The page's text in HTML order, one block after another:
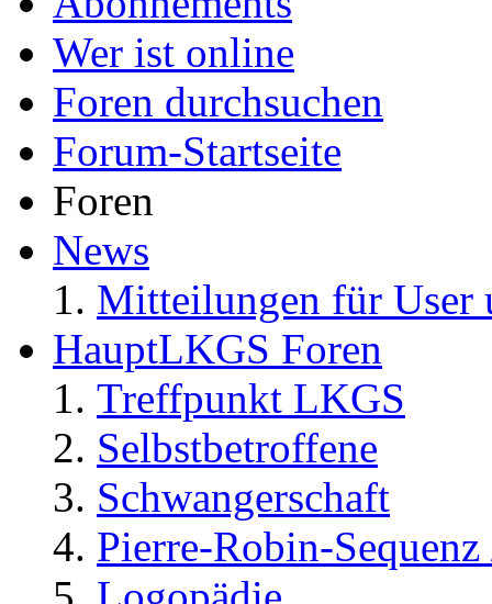
Wer ist online
Foren durchsuchen
Forum-Startseite
Foren
News
Mitteilungen für User
HauptLKGS Foren
Treffpunkt LKGS
Selbstbetroffene
Schwangerschaft
Pierre-Robin-